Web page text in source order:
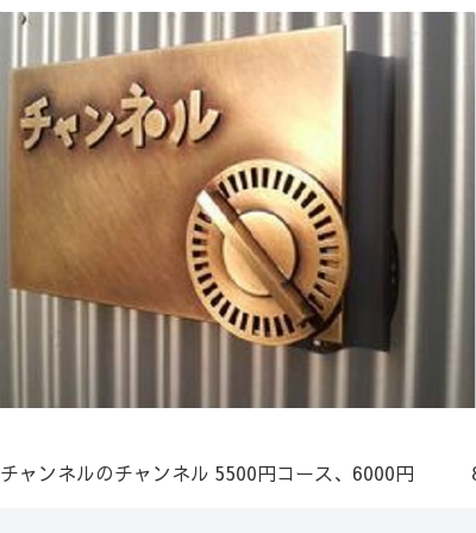
チャンネルのチャンネル 5500円コース、6000円